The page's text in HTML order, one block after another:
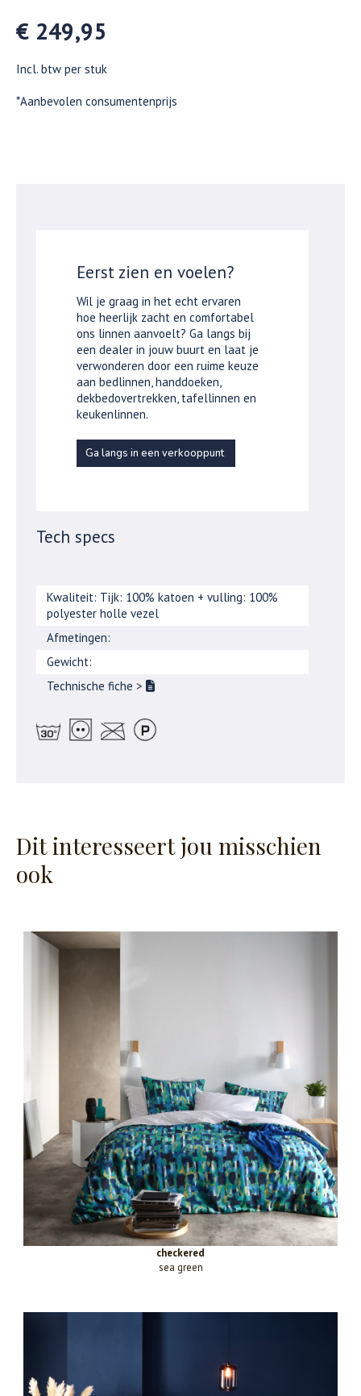
€ 249,95
Incl. btw per stuk
*Aanbevolen consumentenprijs
Eerst zien en voelen?
Wil je graag in het echt ervaren
hoe heerlijk zacht en comfortabel
ons linnen aanvoelt? Ga langs bij
een dealer in jouw buurt en laat je
verwonderen door een ruime keuze
aan bedlinnen, handdoeken,
dekbedovertrekken, tafellinnen en
keukenlinnen.
Ga langs in een verkooppunt
Tech specs
Kwaliteit: Tijk: 100% katoen + vulling: 100%
polyester holle vezel
Afmetingen:
Gewicht:
Technische fiche >
Dit interesseert jou misschien
ook
checkered
sea green